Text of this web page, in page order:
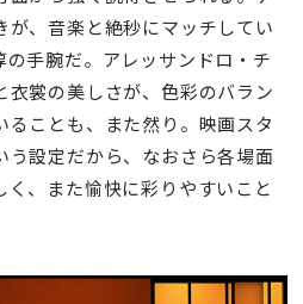
が、音楽と絶秒にマッチしてい
手腕だ。アレッサンドロ・チ
衣裳の美しさが、色彩のバラン
ることも、また然り。映画スタ
う設定だから、なおさら各場面
、また愉快に彩りやすいこと